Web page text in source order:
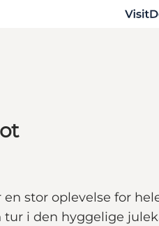
stor oplevelse for
i den hyggelige